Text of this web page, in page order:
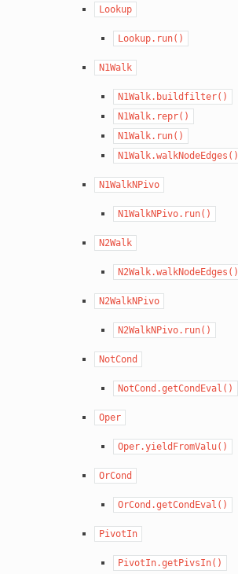
Lookup
Lookup.run()
N1Walk
N1Walk.buildfilter()
N1Walk.repr()
N1Walk.run()
N1Walk.walkNodeEdges()
N1WalkNPivo
N1WalkNPivo.run()
N2Walk
N2Walk.walkNodeEdges()
N2WalkNPivo
N2WalkNPivo.run()
NotCond
NotCond.getCondEval()
Oper
Oper.yieldFromValu()
OrCond
OrCond.getCondEval()
PivotIn
PivotIn.getPivsIn()